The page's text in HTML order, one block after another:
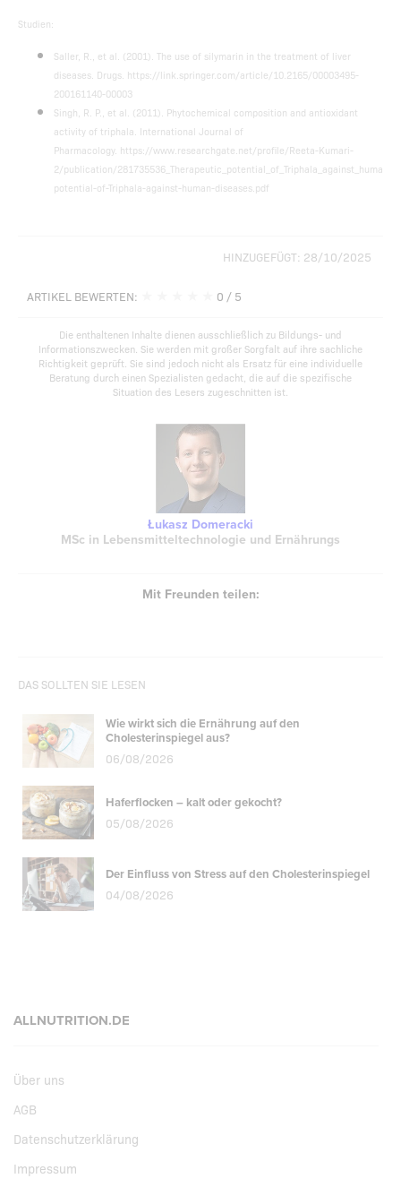
Studien:
Saller, R., et al. (2001). The use of silymarin in the treatment of liver
diseases. Drugs. https://link.springer.com/article/10.2165/00003495-
200161140-00003
Singh, R. P., et al. (2011). Phytochemical composition and antioxidant
activity of triphala. International Journal of
Pharmacology. https://www.researchgate.net/profile/Reeta-Kumari-
2/publication/
potential-of-Triphala-against-human-diseases.pdf
HINZUGEFÜGT: 28/10/2025
ARTIKEL BEWERTEN: 0 / 5
Die enthaltenen Inhalte dienen ausschließlich zu Bildungs- und
Informationszwecken. Sie werden mit großer Sorgfalt auf ihre sachliche
Richtigkeit geprüft. Sie sind jedoch nicht als Ersatz für eine individuelle
Beratung durch einen Spezialisten gedacht, die auf die spezifische
Situation des Lesers zugeschnitten ist.
Łukasz Domeracki
MSc in Lebensmitteltechnologie und Ernährungs
Mit Freunden teilen:
DAS SOLLTEN SIE LESEN
Wie wirkt sich die Ernährung auf den
Cholesterinspiegel aus?
06/08/2026
Haferflocken – kalt oder gekocht?
05/08/2026
Der Einfluss von Stress auf den Cholesterinspiegel
04/08/2026
ALLNUTRITION.DE
Über uns
AGB
Datenschutzerklärung
Impressum